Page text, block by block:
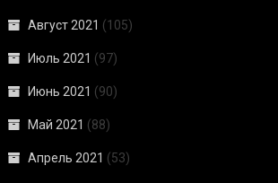
Август 2021 (105)
Июль 2021 (97)
Июнь 2021 (90)
Май 2021 (88)
Апрель 2021 (53)